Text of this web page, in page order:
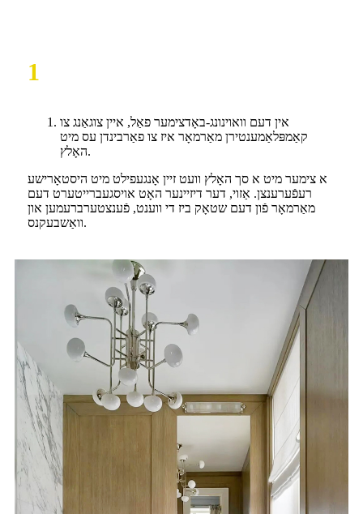
1
אין דעם וואוינונג-באָדצימער פאַל, איין צוגאַנג צו
קאַמפּלאַמענטירן מאַרמאָר איז צו פאַרבינדן עס מיט
האָלץ.
א צימער מיט א סך האָלץ וועט זיין אָנגעפילט מיט היסטאָרישע
רעפֿערענצן. אַזוי, דער דיזיינער האָט אויסגעברייטערט דעם
מאַרמאָר פֿון דעם שטאָק ביז די ווענט, פֿענצטערברעמען און
וואַשבעקנס.